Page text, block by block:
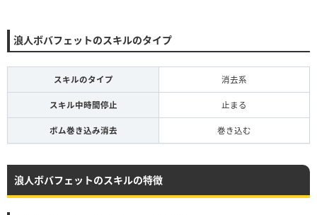
浪人ボバフェットのスキルのタイプ
スキルのタイプ 消去系
スキル中時間停止 止まる
ボム巻き込み消去 巻き込む
浪人ボバフェットのスキルの特徴